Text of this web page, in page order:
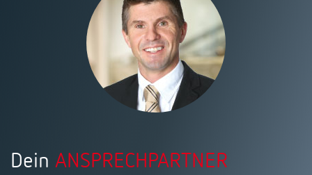
Dein ANSPRECHPARTNER